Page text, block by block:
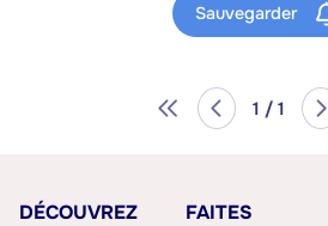
Sauvegarder
1 / 1
DÉCOUVREZ
FAITES